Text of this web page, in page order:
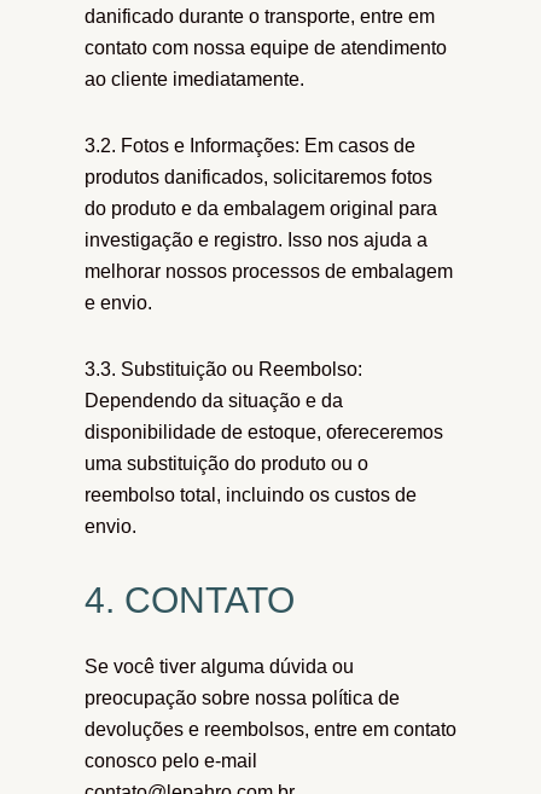
danificado durante o transporte, entre em
contato com nossa equipe de atendimento
ao cliente imediatamente.
3.2. Fotos e Informações: Em casos de
produtos danificados, solicitaremos fotos
do produto e da embalagem original para
investigação e registro. Isso nos ajuda a
melhorar nossos processos de embalagem
e envio.
3.3. Substituição ou Reembolso:
Dependendo da situação e da
disponibilidade de estoque, ofereceremos
uma substituição do produto ou o
reembolso total, incluindo os custos de
envio.
4. CONTATO
Se você tiver alguma dúvida ou
preocupação sobre nossa política de
devoluções e reembolsos, entre em contato
conosco pelo e-mail